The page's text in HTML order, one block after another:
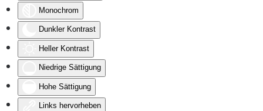
Monochrom
Dunkler Kontrast
Heller Kontrast
Niedrige Sättigung
Hohe Sättigung
Links hervorheben